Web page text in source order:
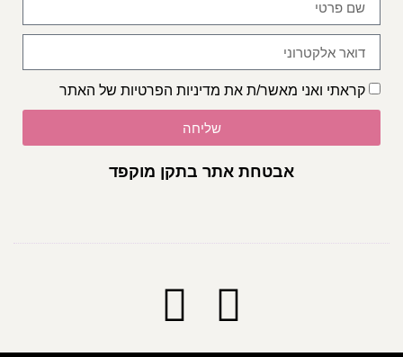
קראתי ואני מאשר/ת אתמדיניות הפרטיותשל האתר
שליחה
אבטחת אתר בתקן מוקפד